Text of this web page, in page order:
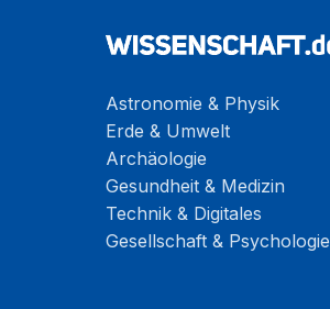
Astronomie & Physik
Erde & Umwelt
Archäologie
Gesundheit & Medizin
Technik & Digitales
Gesellschaft & Psychologie